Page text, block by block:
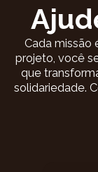
Cada missão
projeto, você
que
solidariedade.